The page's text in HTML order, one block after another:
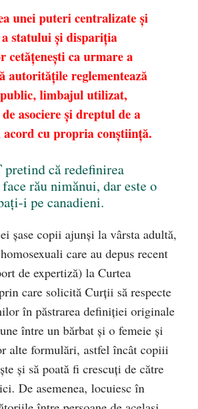
unei puteri centralizate și
statului și dispariția
cetățenești ca urmare a
autoritățile reglementează
limbajul utilizat,
asociere și dreptul de a
acord cu propria conștiință.
că redefinirea
rău nimănui, dar este o
i pe canadieni.
șase copii ajunși la vârsta adultă,
care au depus recent
de expertiză) la Curtea
care solicită Curții să respecte
în păstrarea definiției originale
între un bărbat și o femeie și
alte formulări, astfel încât copiii
și să poată fi crescuți de către
De asemenea, locuiesc în